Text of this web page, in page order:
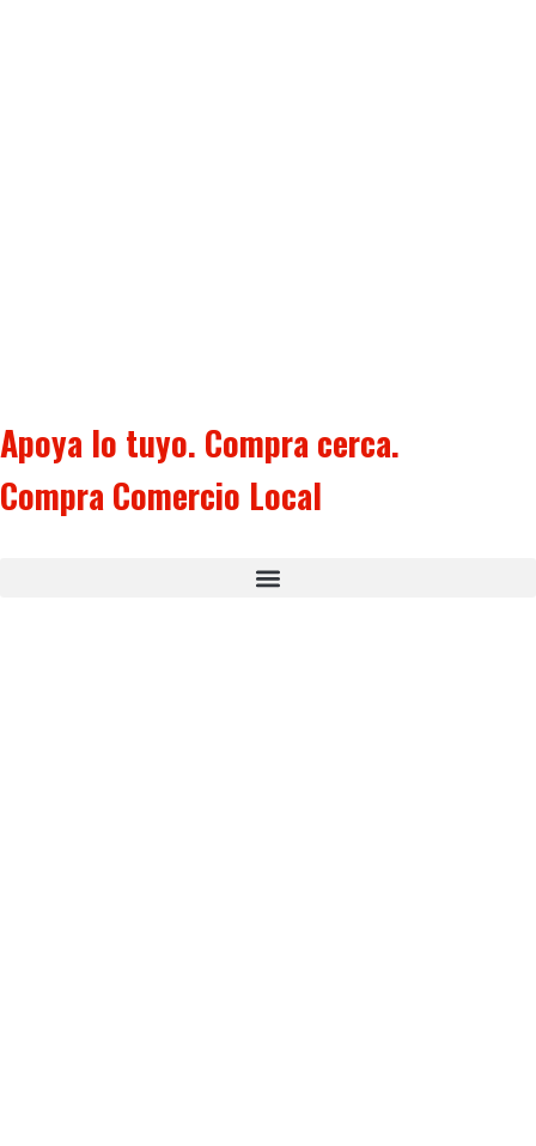
Apoya lo tuyo. Compra cerca.
Compra Comercio Local